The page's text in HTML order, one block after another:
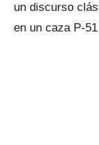
un discurso
en un caza P-